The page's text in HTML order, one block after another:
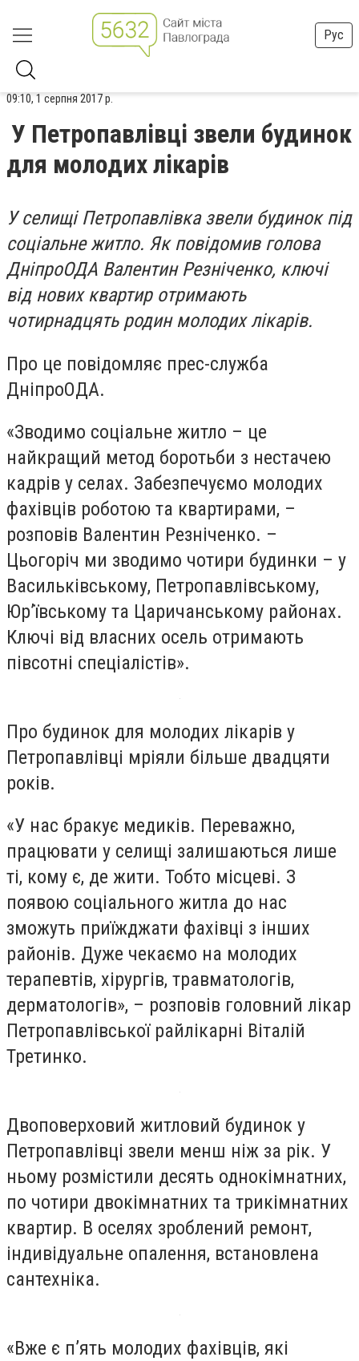
Рус
09:10, 1 серпня 2017 р.
У Петропавлівці звели будинок
для молодих лікарів
У селищі Петропавлівка звели будинок під
соціальне житло. Як повідомив голова
ДніпроОДА Валентин Резніченко, ключі
від нових квартир отримають
чотирнадцять родин молодих лікарів.
Про це повідомляє прес-служба
ДніпроОДА.
«Зводимо соціальне житло – це
найкращий метод боротьби з нестачею
кадрів у селах. Забезпечуємо молодих
фахівців роботою та квартирами, –
розповів Валентин Резніченко. –
Цьогоріч ми зводимо чотири будинки – у
Васильківському, Петропавлівському,
Юр’ївському та Царичанському районах.
Ключі від власних осель отримають
півсотні спеціалістів».
Про будинок для молодих лікарів у
Петропавлівці мріяли більше двадцяти
років.
«У нас бракує медиків. Переважно,
працювати у селищі залишаються лише
ті, кому є, де жити. Тобто місцеві. З
появою соціального житла до нас
зможуть приїжджати фахівці з інших
районів. Дуже чекаємо на молодих
терапевтів, хірургів, травматологів,
дерматологів», – розповів головний лікар
Петропавлівської райлікарні Віталій
Третинко.
Двоповерховий житловий будинок у
Петропавлівці звели менш ніж за рік. У
ньому розмістили десять однокімнатних,
по чотири двокімнатних та трикімнатних
квартир. В оселях зроблений ремонт,
індивідуальне опалення, встановлена
сантехніка.
«Вже є п’ять молодих фахівців, які